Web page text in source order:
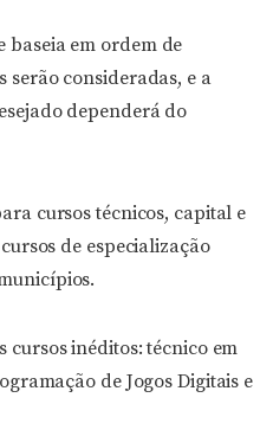
baseia em ordem de
serão consideradas, e a
dependerá do
cursos técnicos, capital e
de especialização
cursos inéditos: técnico em
de Jogos Digitais e